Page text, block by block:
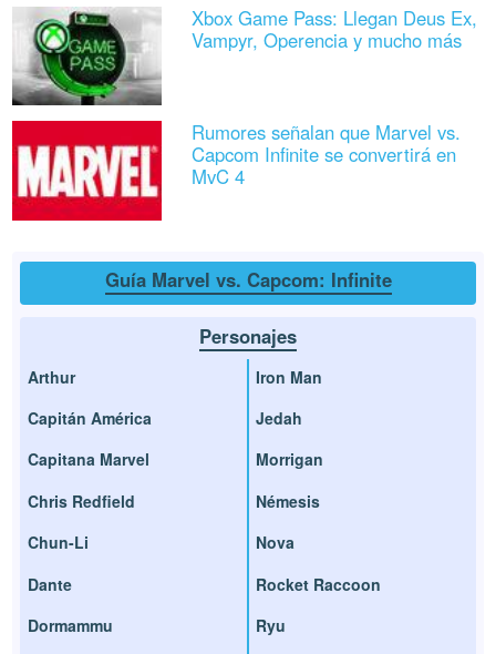
Xbox Game Pass: Llegan Deus Ex,
Vampyr, Operencia y mucho más
Rumores señalan que Marvel vs.
Capcom Infinite se convertirá en
MvC 4
Guía Marvel vs. Capcom: Infinite
Personajes
Arthur
Capitán América
Capitana Marvel
Chris Redfield
Chun-Li
Dante
Dormammu
Iron Man
Jedah
Morrigan
Némesis
Nova
Rocket Raccoon
Ryu